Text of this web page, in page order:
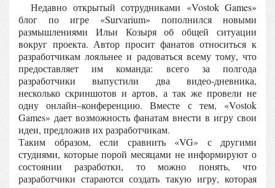
Недавно открытый сотрудниками «Vostok Games»
блог по игре «Survarium» пополнился новыми
размышлениями Ильи Козыря об общей ситуации
вокруг проекта. Автор просит фанатов относиться к
разработчикам лояльнее и радоваться всему тому, что
предоставляет им команда: всего за полгода
разработчики выпустили два видео-дневника,
несколько скриншотов и артов, а так же провели не
одну онлайн–конференцию. Вместе с тем, «Vostok
Games» дает возможность фанатам внести в игру свои
идеи, предложив их разработчикам.
Таким образом, если сравнить «VG» с другими
студиями, которые порой месяцами не информируют о
состоянии разработки, то можно понять, что
разработчики стараются создать такую игру, которая